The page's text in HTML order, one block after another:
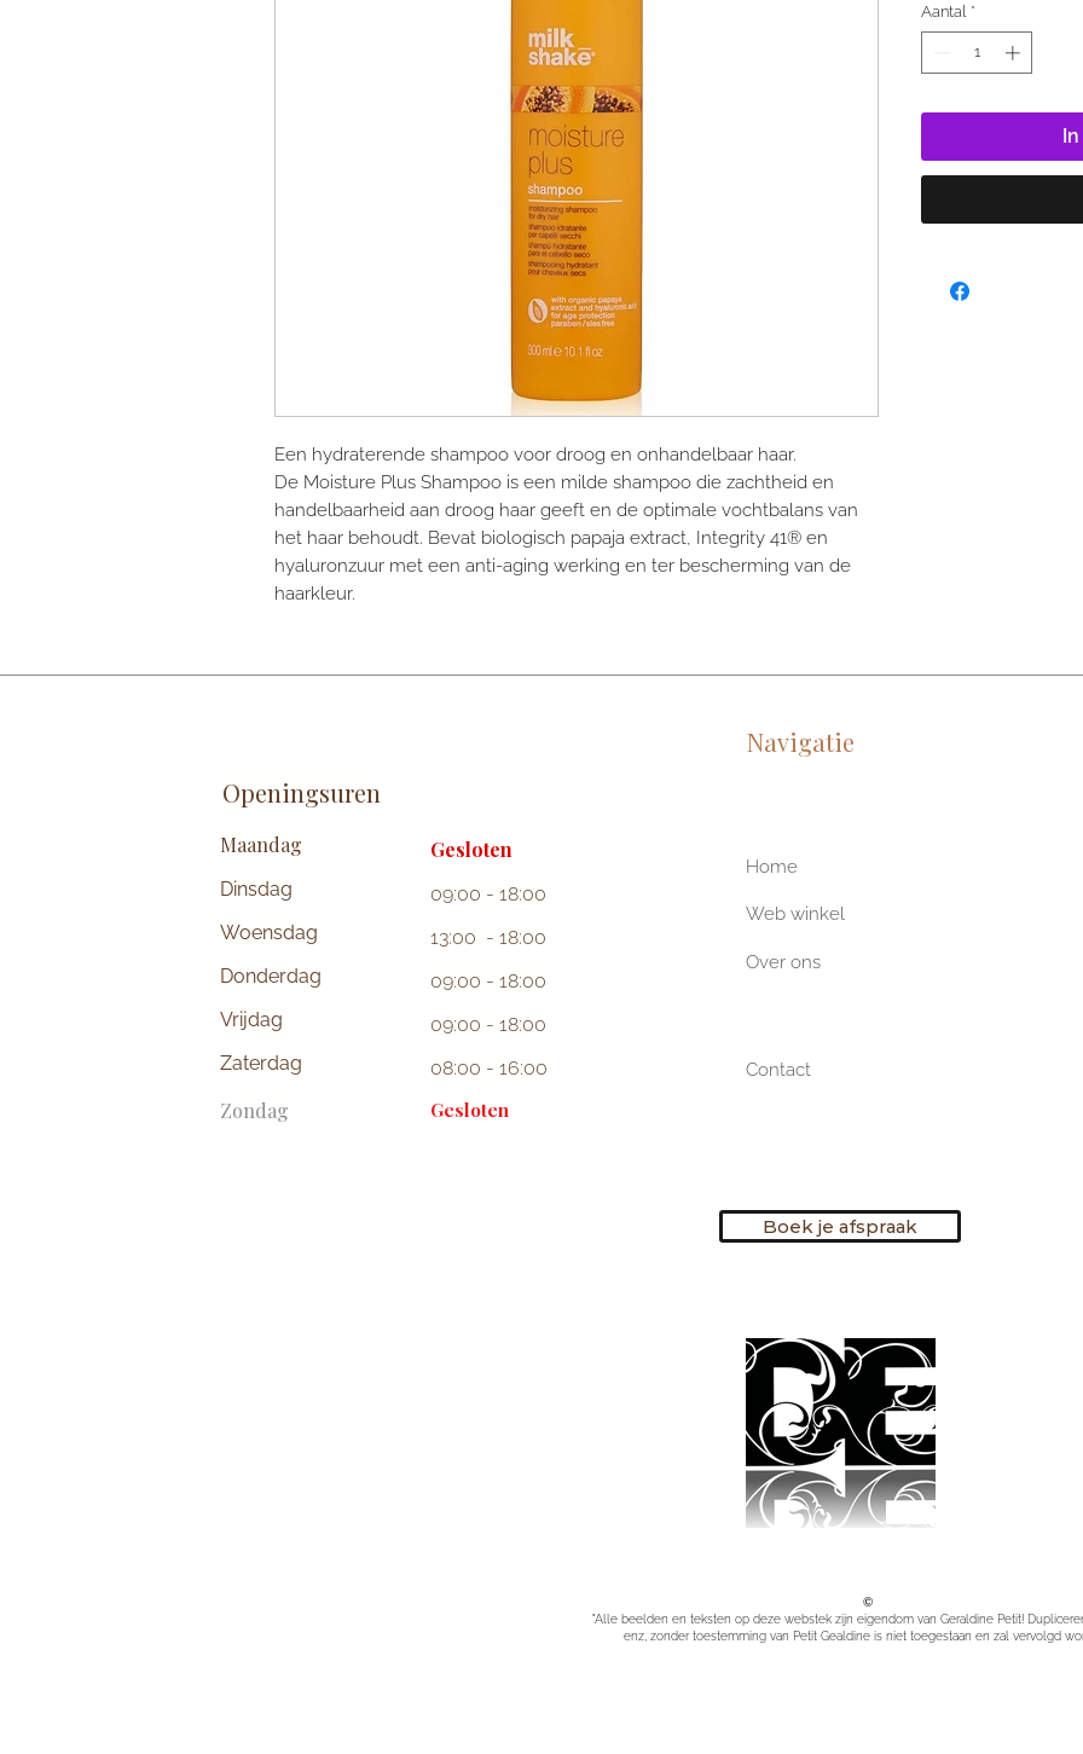
Een hydraterende shampoo voor droog en onhandelbaar haar.
De Moisture Plus Shampoo is een milde shampoo die zachtheid en
handelbaarheid aan droog haar geeft en de optimale vochtbalans van
het haar behoudt. Bevat biologisch papaja extract, Integrity 41® en
hyaluronzuur met een anti-aging werking en ter bescherming van de
haarkleur.
Aantal *
Navigatie
Openingsuren
Maandag Gesloten
Dinsdag
09:00 - 18:00
Woensdag
13:00 - 18:00
Donderdag
09:00 - 18:00
Vrijdag
09:00 - 18:00
Zaterdag
08:00 - 16:00
Zondag Gesloten
Home
Web winkel
Over ons
Contact
Boek je afspraak
©
"Alle beelden en teksten op deze webstek zijn eigendom van Geraldine Petit!
enz, zonder toestemming van Petit Gealdine is niet toegestaan en zal vervolgd